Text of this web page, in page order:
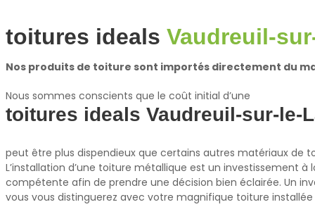
toitures ideals Vaudreuil-
Nos produits de toiture sont importés directement du
Nous sommes conscients que le coût initial d’une
toitures ideals Vaudreuil-sur-le-
peut être plus dispendieux que certains autres matériaux de
L’installation d’une toiture métallique est un investissement
compétente afin de prendre une décision bien éclairée. Un
vous vous distinguerez avec votre magnifique toiture